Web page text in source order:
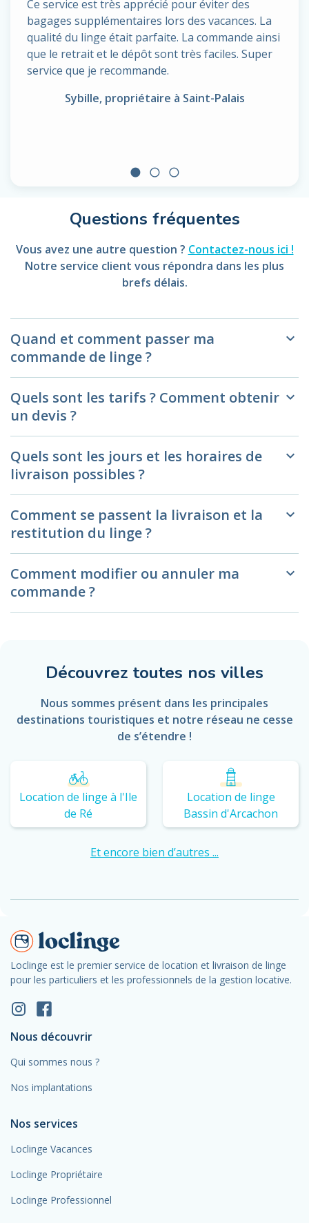
Ce service est très apprécié pour éviter des
bagages supplémentaires lors des vacances. La
qualité du linge était parfaite. La commande ainsi
que le retrait et le dépôt sont très faciles. Super
service que je recommande.
Sybille, propriétaire à Saint-Palais
circle radio_button_unchecked radio_button_unchecked
Questions fréquentes
Vous avez une autre question ? Contactez-nous ici !
Notre service client vous répondra dans les plus
brefs délais.
Quand et comment passer ma
commande de linge ?
keyboard_arrow_down
Quels sont les tarifs ? Comment obtenir
un devis ?
keyboard_arrow_down
Quels sont les jours et les horaires de
livraison possibles ?
keyboard_arrow_down
Comment se passent la livraison et la
restitution du linge ?
keyboard_arrow_down
Comment modifier ou annuler ma
commande ?
keyboard_arrow_down
Découvrez toutes nos villes
Nous sommes présent dans les principales
destinations touristiques et notre réseau ne cesse
de s’étendre !
Location de linge à l'Ile
de Ré
Location de linge
Bassin d'Arcachon
Et encore bien d’autres ...
Loclinge est le premier service de location et livraison de linge
pour les particuliers et les professionnels de la gestion locative.
Nous découvrir
Qui sommes nous ?
Nos implantations
Nos services
Loclinge Vacances
Loclinge Propriétaire
Loclinge Professionnel